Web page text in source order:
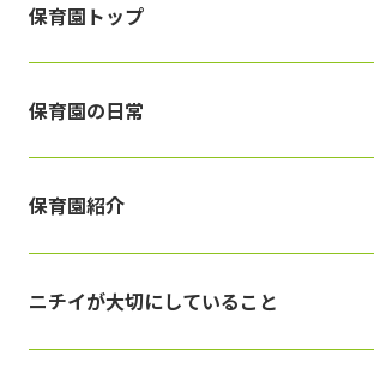
保育園トップ
保育園の日常
保育園紹介
ニチイが大切にしていること